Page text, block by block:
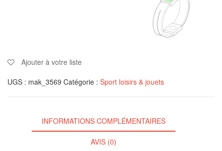
Ajouter à votre liste
UGS : mak_3569 Catégorie : Sport loisirs & jouets
INFORMATIONS COMPLÉMENTAIRES
AVIS (0)